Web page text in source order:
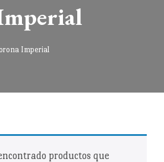
Imperial
productos que